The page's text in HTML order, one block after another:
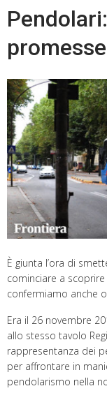
È giunta l’ora di
cominciare a
confermiamo anche
Era il 26 novembre
allo stesso tavolo
rappresentanza dei
per affrontare in
pendolarismo nella